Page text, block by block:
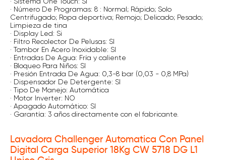
· Número De Programas: 8 : Normal; Rápido; Solo
Centrifugado; Ropa deportiva; Remojo; Delicado; Pesado;
Limpieza de tina
· Display Led: Si
· Filtro Recolector De Pelusas: SI
· Tambor En Acero Inoxidable: SI
· Entradas De Agua: Fría y caliente
· Bloqueo Para Niños: SI
· Presión Entrada De Agua: 0,3-8 bar (0,03 - 0,8 MPa)
· Dispensador De Detergente: SI
· Tipo De Manejo: Automática
· Motor Inverter: NO
· Apagado Automático: SI
· Garantía: 3 años directamente con el fabricante.
Lavadora Challenger Automatica Con Panel
Digital Carga Superior 18Kg CW 5718 DG L1